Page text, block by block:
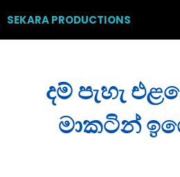
SEKARA PRODUCTIONS
දම් පැහැ
මාකටින්